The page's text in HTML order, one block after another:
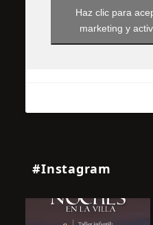
Haz clic para
marketing y
#Instagram